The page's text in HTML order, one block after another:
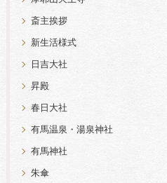
斎主挨拶
新生活様式
日吉大社
昇殿
春日大社
有馬温泉・湯泉神社
有馬神社
朱傘